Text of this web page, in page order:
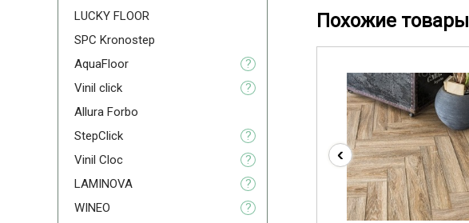
Похожие товары
‹
LUCKY FLOOR
SPC Kronostep
AquaFloor
?
Vinil click
?
Allura Forbo
StepClick
?
Vinil Cloc
?
LAMINOVA
?
WINEO
?